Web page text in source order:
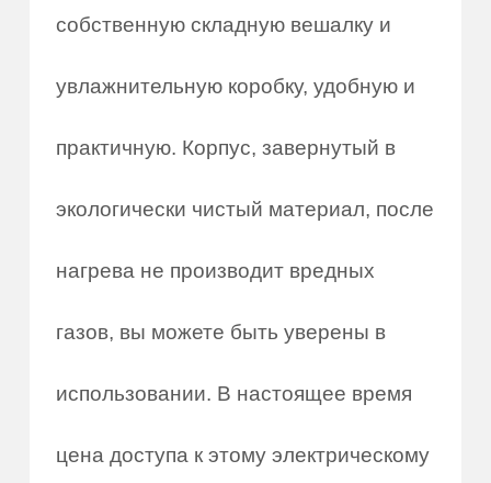
собственную складную вешалку и
увлажнительную коробку, удобную и
практичную. Корпус, завернутый в
экологически чистый материал, после
нагрева не производит вредных
газов, вы можете быть уверены в
использовании. В настоящее время
цена доступа к этому электрическому